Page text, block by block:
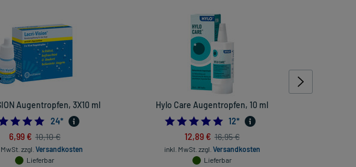
Augentropfen, 3X10 ml
4.791666666666667
24*
6,99 € 10,10 €
zzgl. Versandkosten
Lieferbar
Hylo Care Augentropfen, 10 ml
4.75
12*
12,89 € 16,95 €
inkl. MwSt. zzgl. Versandkosten
Lieferbar